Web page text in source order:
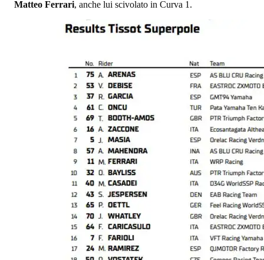
Matteo Ferrari, anche lui scivolato in Curva 1.